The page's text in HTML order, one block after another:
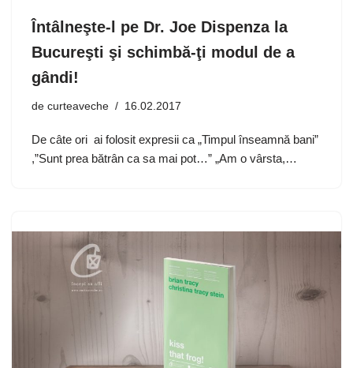
Întâlneşte-l pe Dr. Joe Dispenza la
Bucureşti şi schimbă-ţi modul de a
gândi!
de curteaveche 16.02.2017
De câte ori ai folosit expresii ca „Timpul înseamnă bani”
,”Sunt prea bătrân ca sa mai pot…” „Am o vârsta,…